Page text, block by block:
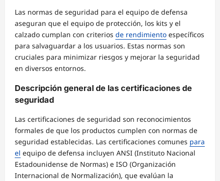
Las normas de seguridad para el equipo de defensa
aseguran que el equipo de protección, los kits y el
calzado cumplan con criterios de rendimiento específicos
para salvaguardar a los usuarios. Estas normas son
cruciales para minimizar riesgos y mejorar la seguridad
en diversos entornos.
Descripción general de las certificaciones de
seguridad
Las certificaciones de seguridad son reconocimientos
formales de que los productos cumplen con normas de
seguridad establecidas. Las certificaciones comunes para
el equipo de defensa incluyen ANSI (Instituto Nacional
Estadounidense de Normas) e ISO (Organización
Internacional de Normalización), que evalúan la